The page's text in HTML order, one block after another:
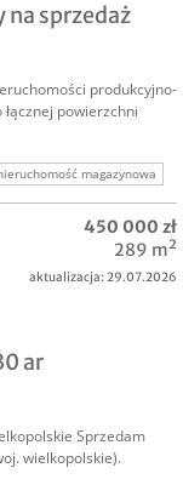
sprzedaż
produkcyjno-
powierzchni
magazynowa
ar
Sprzedam
wielkopolskie).
450 000 zł
289 m²
aktualizacja: 29.07.2026